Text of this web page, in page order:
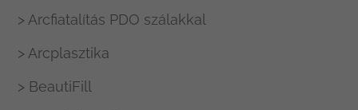
> Arcfiatalítás PDO szálakkal
> Arcplasztika
> BeautiFill